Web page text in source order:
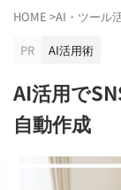
HOME >AI・ツール
PR
AI活用術
AI活用で
自動作成